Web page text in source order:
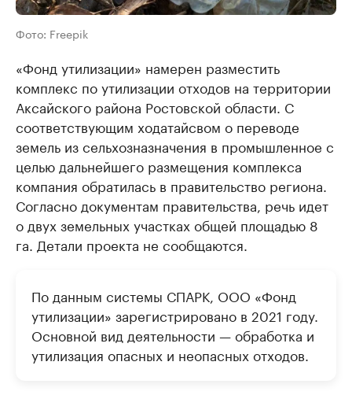
Фото: Freepik
«Фонд утилизации» намерен разместить
комплекс по утилизации отходов на территории
Аксайского района Ростовской области. С
соответствующим ходатайсвом о переводе
земель из сельхозназначения в промышленное с
целью дальнейшего размещения комплекса
компания обратилась в правительство региона.
Согласно документам правительства, речь идет
о двух земельных участках общей площадью 8
га. Детали проекта не сообщаются.
По данным системы СПАРК, ООО «Фонд
утилизации» зарегистрировано в 2021 году.
Основной вид деятельности — обработка и
утилизация опасных и неопасных отходов.